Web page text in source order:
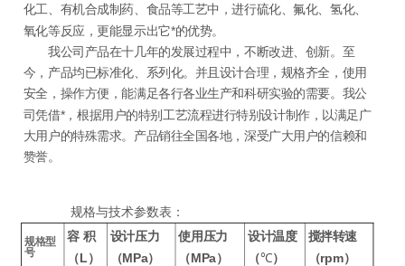
化工、有机合成制药、食品等工艺中，进行硫化、氟化、氢化、
氧化等反应，更能显示出它*的优势。
我公司产品在十几年的发展过程中，不断改进、创新。至
今，产品均已标准化、系列化。并且设计合理，规格齐全，使用
安全，操作方便，能满足各行各业生产和科研实验的需要。我公
司凭借*，根据用户的特别工艺流程进行特别设计制作，以满足广
大用户的特殊需求。产品销往全国各地，深受广大用户的信赖和
赞誉。
规格与技术参数表：
规格型
号
容 积
（L）
设计压力
（MPa）
使用压力
（MPa）
设计温度
（℃）
搅拌转速
（rpm）